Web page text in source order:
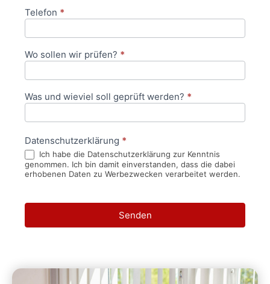
Telefon *
Wo sollen wir prüfen? *
Was und wieviel soll geprüft werden? *
Datenschutzerklärung *
Ich habe die Datenschutzerklärung zur Kenntnis
genommen. Ich bin damit einverstanden, dass die dabei
erhobenen Daten zu Werbezwecken verarbeitet werden.
Senden